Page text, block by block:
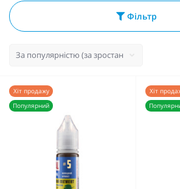
Фільтр
Хіт продажу
Популярний
Хіт